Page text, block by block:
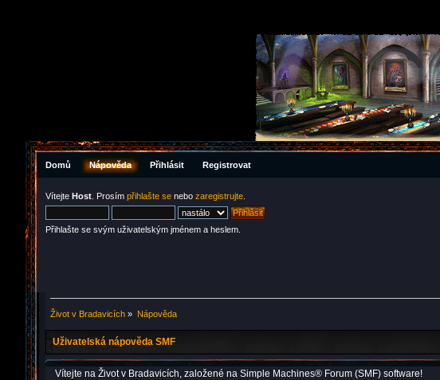
Domů Nápověda Přihlásit Registrovat
Vítejte Host . Prosím přihlašte se nebo zaregistrujte
Přihlašte se svým uživatelským jménem a heslem.
Život v Bradavicích » Nápověda
Uživatelská nápověda SMF
Vítejte na Život v Bradavicích, založené na Simple Machines® Forum (SMF) software!